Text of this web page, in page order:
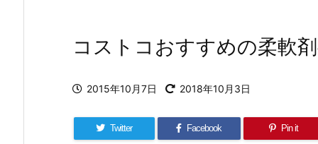
コストコおすすめの柔軟
2015年10月7日 2018年10月3日
Twitter Facebook Pin it